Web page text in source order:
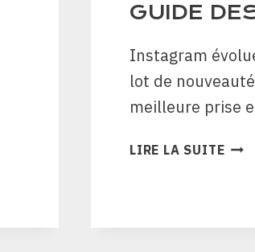
GUIDE
Instagram
lot de
meilleure prise
LIRE LA SUITE